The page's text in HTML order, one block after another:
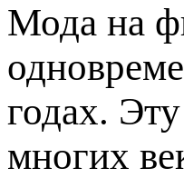
Мода на
годах.
многих